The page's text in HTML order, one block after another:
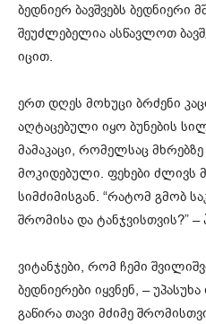
ბედნიერ ბავშვებს ბედნიერი
შეუძლებელია ასწავლოთ
იცით.
ერთ დღეს მოხუცი ბრძენი
აღტაცებული იყო ბუნების
მამაკაცი, რომელსაც
მოკიდებული. ფეხები ძლივს
სიმძიმისგან. “რატომ გმობ
შრომისა და ტანჯვისთვის?” –
ვიტანჯები, რომ ჩემი
ბედნიერები იყვნენ, –
გაწირა თავი მძიმე